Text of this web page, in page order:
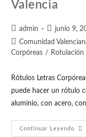
Valencia
admin
junio 9,
Comunidad
Corpóreas / Rotulación
Rótulos Letras
puede hacer un rótulo
aluminio, con acero,
Continuar Leyendo